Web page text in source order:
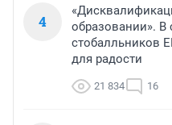
4
образовании». В
стобалльников
для радости
21 834 16